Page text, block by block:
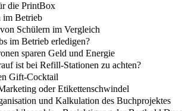
die PrintBox
im Betrieb
Schülern im Vergleich
im Betrieb erledigen?
sparen Geld und Energie
ist bei Refill-Stationen zu achten?
Gift-Cocktail
oder Etikettenschwindel
und Kalkulation des Buchprojektes